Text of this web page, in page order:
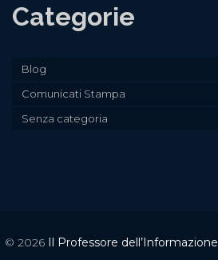
Categorie
Blog
Comunicati Stampa
Senza categoria
© 2026 Il Professore dell’Informazione